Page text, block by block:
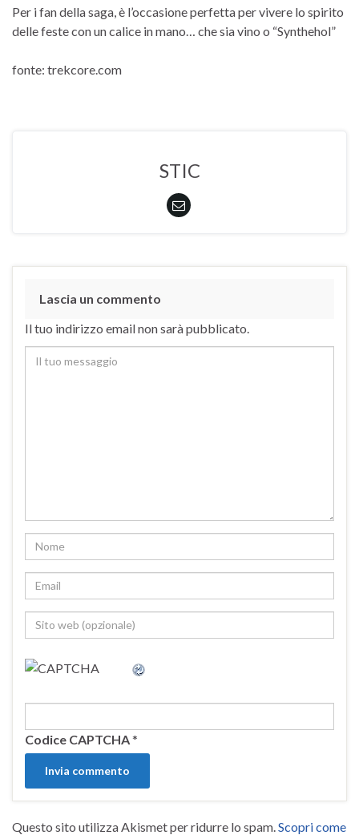
Per i fan della saga, è l’occasione perfetta per vivere lo spirito
delle feste con un calice in mano… che sia vino o “Synthehol”
fonte: trekcore.com
STIC
Lascia un commento
Il tuo indirizzo email non sarà pubblicato.
Codice CAPTCHA*
Questo sito utilizza Akismet per ridurre lo spam. Scopri come